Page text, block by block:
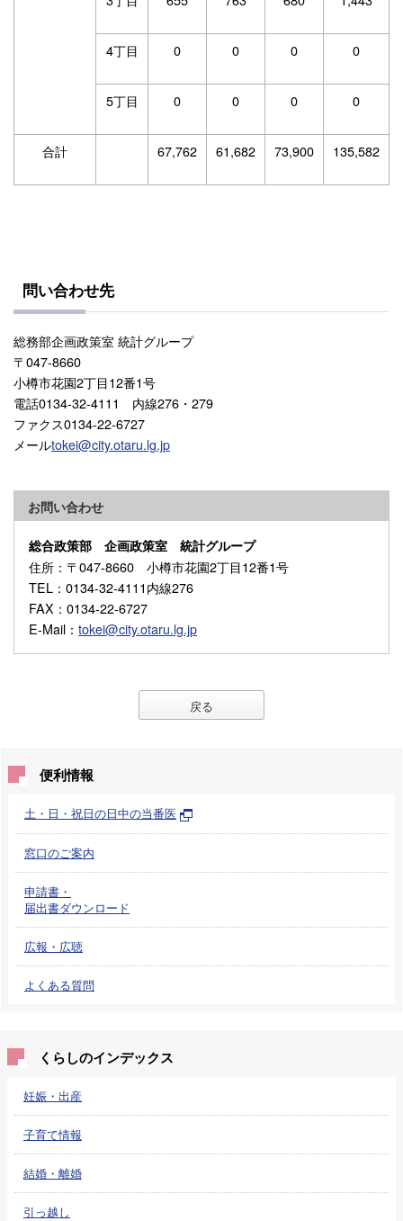
4丁目 0 0 0 0
5丁目 0 0 0 0
合計 67,762 61,682 73,900 135,582
問い合わせ先
総務部企画政策室 統計グループ
〒047-8660
小樽市花園2丁目12番1号
電話0134-32-4111 内線276・279
ファクス0134-22-6727
メールtokei@city.otaru.lg.jp
お問い合わせ
総合政策部 企画政策室 統計グループ
住所 ：〒047-8660 小樽市花園2丁目12番1号
TEL ：0134-32-4111内線276
FAX ：0134-22-6727
E-Mail ： tokei@city.otaru.lg.jp
戻る
便利情報
土・日・祝日の日中の当番医
窓口のご案内
申請書・
届出書ダウンロード
広報・広聴
よくある質問
くらしのインデックス
妊娠・出産
子育て情報
結婚・離婚
引っ越し